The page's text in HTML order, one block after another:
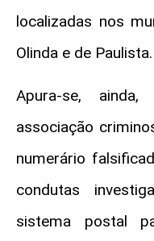
localizadas nos
Olinda e de Paulista.
Apura-se,
associação
numerário
condutas
sistema postal